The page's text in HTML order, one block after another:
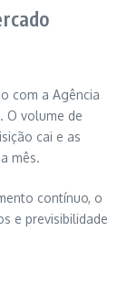
com a Agência
O volume de
cai e as
mês.
contínuo, o
e previsibilidade